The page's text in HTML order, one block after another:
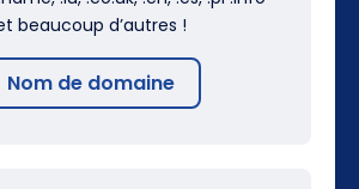
beaucoup d’autres !
Nom de domaine